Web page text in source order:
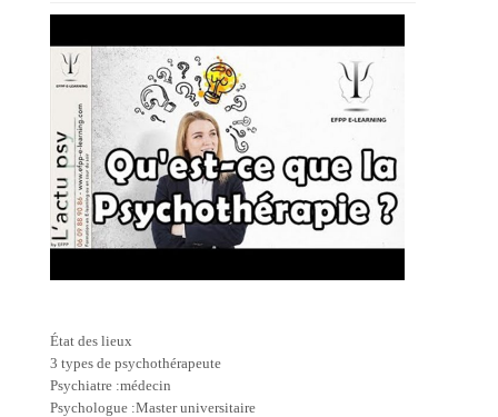
État des lieux
3 types de psychothérapeute
Psychiatre :médecin
Psychologue :Master universitaire